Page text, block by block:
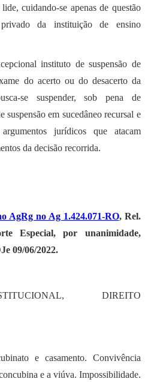
cuidando-se apenas de questão
da instituição de ensino
instituto de suspensão de
do acerto ou do desacerto da
se suspender, sob pena de
suspensão em sucedâneo recursal e
jurídicos que atacam
da decisão recorrida.
AgRg no Ag 1.424.071-RO, Rel.
Especial, por unanimidade,
09/06/2022.
DIREITO
e casamento. Convivência
e a viúva. Impossibilidade.